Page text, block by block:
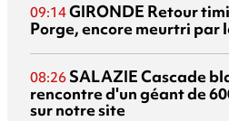
09:14GIRONDE Retour
Porge, encore meurtri par
08:26 SALAZIECascade
rencontre d'un géant de
sur notre site